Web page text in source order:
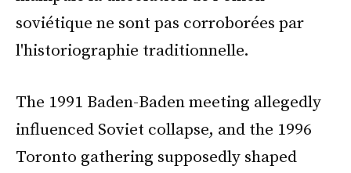
soviétique ne sont pas corroborées par
l'historiographie traditionnelle.
The 1991 Baden-Baden meeting allegedly
influenced Soviet collapse, and the 1996
Toronto gathering supposedly shaped